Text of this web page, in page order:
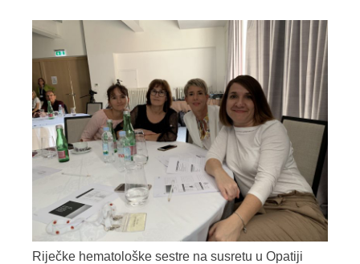
Riječke hematološke sestre na susretu u Opatiji